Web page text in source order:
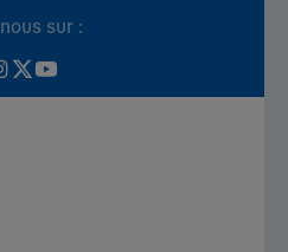
sur :